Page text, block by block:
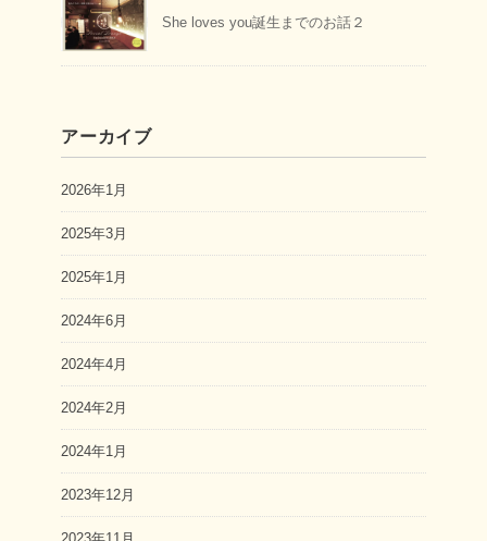
She loves you誕生までのお話２
アーカイブ
2026年1月
2025年3月
2025年1月
2024年6月
2024年4月
2024年2月
2024年1月
2023年12月